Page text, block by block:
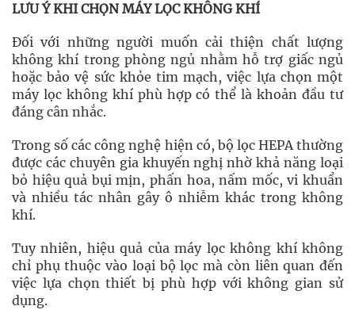
LƯU Ý KHICHỌN MÁY LỌC KHÔNG KHÍ
Đối với những người muốn cải thiện chất lượng
không khí trong phòng ngủ nhằm hỗ trợ giấc ngủ
hoặc bảo vệ sức khỏe tim mạch, việc lựa chọn một
máy lọc không khí phù hợp có thể là khoản đầu tư
đáng cân nhắc.
Trong số các công nghệ hiện có, bộ lọc HEPA thường
được các chuyên gia khuyến nghị nhờ khả năng loại
bỏ hiệu quả bụi mịn, phấn hoa, nấm mốc, vi khuẩn
và nhiều tác nhân gây ô nhiễm khác trong không
khí.
Tuy nhiên, hiệu quả của máy lọc không khí không
chỉ phụ thuộc vào loại bộ lọc mà còn liên quan đến
việc lựa chọn thiết bị phù hợp với không gian sử
dụng.